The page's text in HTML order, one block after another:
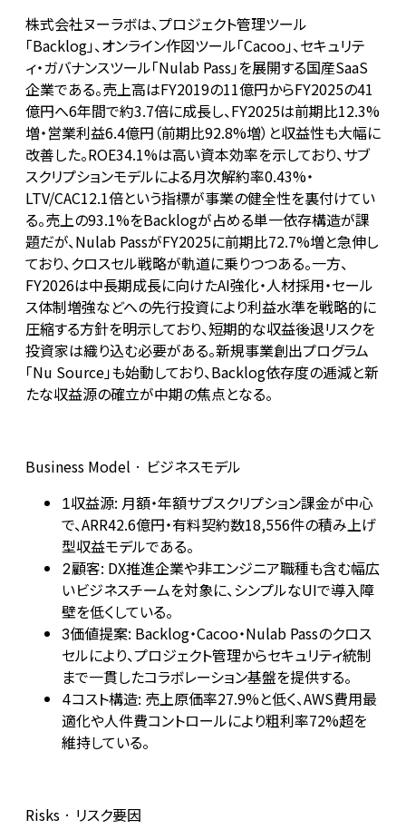
株式会社ヌーラボは、プロジェクト管理ツール
「Backlog」、オンライン作図ツール「Cacoo」、セキュリテ
ィ・ガバナンスツール「Nulab Pass」を展開する国産SaaS
企業である。売上高はFY2019の11億円からFY2025の41
億円へ6年間で約3.7倍に成長し、FY2025は前期比12.3%
増・営業利益6.4億円（前期比92.8%増）と収益性も大幅に
改善した。ROE34.1%は高い資本効率を示しており、サブ
スクリプションモデルによる月次解約率0.43%・
LTV/CAC12.1倍という指標が事業の健全性を裏付けてい
る。売上の93.1%をBacklogが占める単一依存構造が課
題だが、Nulab PassがFY2025に前期比72.7%増と急伸し
ており、クロスセル戦略が軌道に乗りつつある。一方、
FY2026は中長期成長に向けたAI強化・人材採用・セール
ス体制増強などへの先行投資により利益水準を戦略的に
圧縮する方針を明示しており、短期的な収益後退リスクを
投資家は織り込む必要がある。新規事業創出プログラム
「Nu Source」も始動しており、Backlog依存度の逓減と新
たな収益源の確立が中期の焦点となる。
Business Model · ビジネスモデル
1収益源: 月額・年額サブスクリプション課金が中心
で、ARR42.6億円・有料契約数18,556件の積み上げ
型収益モデルである。
2顧客: DX推進企業や非エンジニア職種も含む幅広
いビジネスチームを対象に、シンプルなUIで導入障
壁を低くしている。
3価値提案: Backlog・Cacoo・Nulab Passのクロス
セルにより、プロジェクト管理からセキュリティ統制
まで一貫したコラボレーション基盤を提供する。
4コスト構造: 売上原価率27.9%と低く、AWS費用最
適化や人件費コントロールにより粗利率72%超を
維持している。
Risks · リスク要因